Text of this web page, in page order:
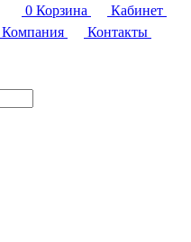
0 Корзина
Кабинет
Компания
Контакты